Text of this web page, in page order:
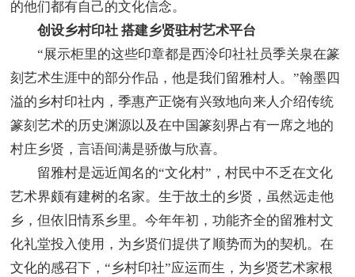
的他们都有自己的文化信念。
创设乡村印社 搭建乡贤驻村艺术平台
“展示柜里的这些印章都是西泠印社社员季关泉在篆
刻艺术生涯中的部分作品，他是我们留雅村人。”翰墨四
溢的乡村印社内，季惠产正饶有兴致地向来人介绍传统
篆刻艺术的历史渊源以及在中国篆刻界占有一席之地的
村庄乡贤，言语间满是骄傲与欣喜。
留雅村是远近闻名的“文化村”，村民中不乏在文化
艺术界颇有建树的名家。生于故土的乡贤，虽然远走他
乡，但依旧情系乡里。今年年初，功能齐全的留雅村文
化礼堂投入使用，为乡贤们提供了顺势而为的契机。在
文化的感召下，“乡村印社”应运而生，为乡贤艺术家根